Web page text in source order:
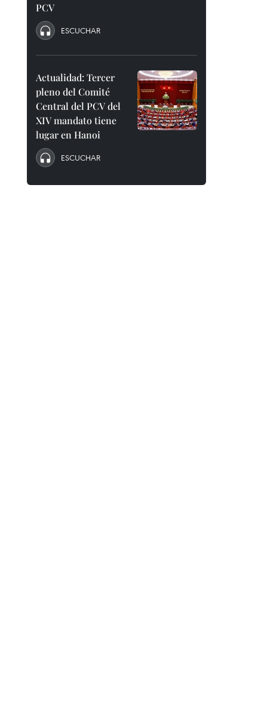
PCV
ESCUCHAR
Actualidad: Tercer
pleno del Comité
Central del PCV del
XIV mandato tiene
lugar en Hanoi
ESCUCHAR